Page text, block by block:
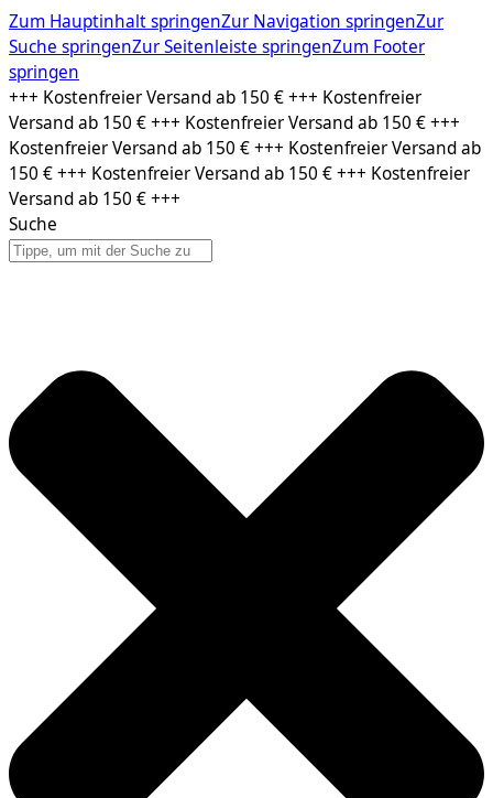
Zum Hauptinhalt springenZur Navigation springenZur
Suche springenZur Seitenleiste springenZum Footer
springen
Zum
Inhalt
springen
+++ Kostenfreier Versand ab 150 € +++ Kostenfreier
Versand ab 150 € +++ Kostenfreier Versand ab 150 € +++
Kostenfreier Versand ab 150 € +++ Kostenfreier Versand ab
150 € +++ Kostenfreier Versand ab 150 € +++ Kostenfreier
Versand ab 150 € +++
Suche